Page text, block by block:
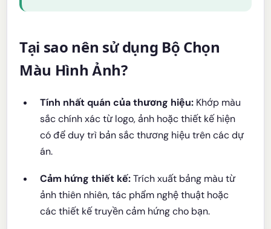
Tại sao nên sử dụng Bộ Chọn
Màu Hình Ảnh?
Tính nhất quán của thương hiệu: Khớp màu
sắc chính xác từ logo, ảnh hoặc thiết kế hiện
có để duy trì bản sắc thương hiệu trên các dự
án.
Cảm hứng thiết kế:Trích xuất bảng màu từ
ảnh thiên nhiên, tác phẩm nghệ thuật hoặc
các thiết kế truyền cảm hứng cho bạn.